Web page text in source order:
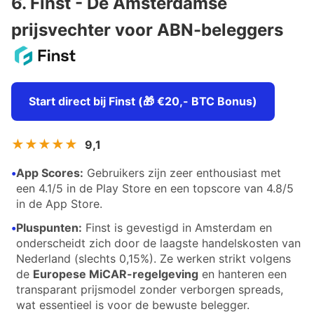
prijsvechter voor ABN-beleggers
Start direct bij Finst (🎁 €20,- BTC Bonus)
★★★★★ 9,1
•App Scores: Gebruikers zijn zeer enthousiast met
een 4.1/5 in de Play Store en een topscore van 4.8/5
in de App Store.
•Pluspunten: Finst is gevestigd in Amsterdam en
onderscheidt zich door de laagste handelskosten van
Nederland (slechts 0,15%). Ze werken strikt volgens
de Europese MiCAR-regelgeving en hanteren een
transparant prijsmodel zonder verborgen spreads,
wat essentieel is voor de bewuste belegger.